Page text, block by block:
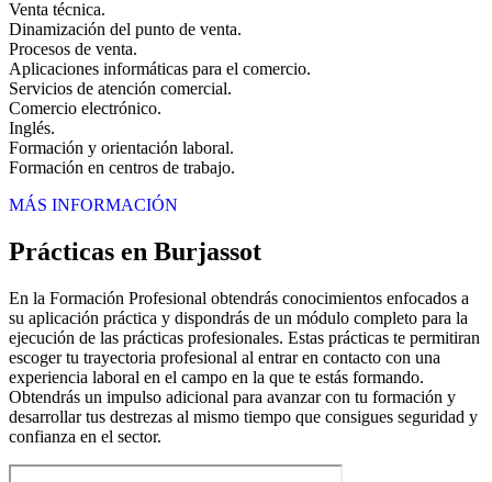
Venta técnica.
Dinamización del punto de venta.
Procesos de venta.
Aplicaciones informáticas para el comercio.
Servicios de atención comercial.
Comercio electrónico.
Inglés.
Formación y orientación laboral.
Formación en centros de trabajo.
MÁS INFORMACIÓN
Prácticas en Burjassot
En la Formación Profesional obtendrás conocimientos enfocados a
su aplicación práctica y dispondrás de un módulo completo para la
ejecución de las prácticas profesionales. Estas prácticas te permitiran
escoger tu trayectoria profesional al entrar en contacto con una
experiencia laboral en el campo en la que te estás formando.
Obtendrás un impulso adicional para avanzar con tu formación y
desarrollar tus destrezas al mismo tiempo que consigues seguridad y
confianza en el sector.